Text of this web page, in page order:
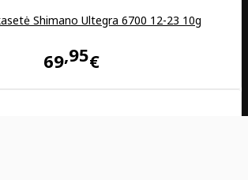
Shimano Ultegra 6700 12-23 10g
69 95€